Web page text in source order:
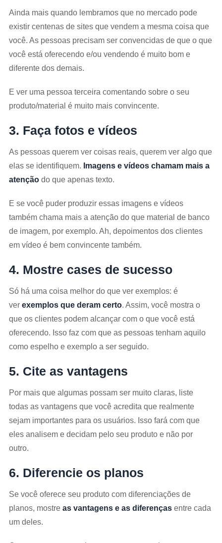
Ainda mais quando lembramos que no mercado pode
existir centenas de sites que vendem a mesma coisa que
você. As pessoas precisam ser convencidas de que o que
você está oferecendo e/ou vendendo é muito bom e
diferente dos demais.
E ver uma pessoa terceira comentando sobre o seu
produto/material é muito mais convincente.
3. Faça fotos e vídeos
As pessoas querem ver coisas reais, querem ver algo que
elas se identifiquem. Imagens e vídeos chamam mais a
atenção do que apenas texto.
E se você puder produzir essas imagens e vídeos
também chama mais a atenção do que material de banco
de imagem, por exemplo. Ah, depoimentos dos clientes
em vídeo é bem convincente também.
4. Mostre cases de sucesso
Só há uma coisa melhor do que ver exemplos: é
ver exemplos que deram certo. Assim, você mostra o
que os clientes podem alcançar com o que você está
oferecendo. Isso faz com que as pessoas tenham aquilo
como espelho e exemplo a ser seguido.
5. Cite as vantagens
Por mais que algumas possam ser muito claras, liste
todas as vantagens que você acredita que realmente
sejam importantes para os usuários. Isso fará com que
eles analisem e decidam pelo seu produto e não por
outro.
6. Diferencie os planos
Se você oferece seu produto com diferenciações de
planos, mostre as vantagens e as diferenças entre cada
um deles.